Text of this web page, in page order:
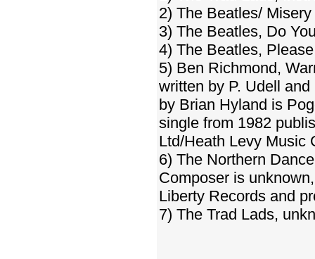
2) The Beatles/
3) The Beatles, Do
4) The Beatles,
5) Ben Richmond,
written by P. Udell
by Brian Hyland is
single from 1982
Ltd/Heath Levy Music
6) The Northern
Composer is
Liberty Records and
7) The Trad Lads,